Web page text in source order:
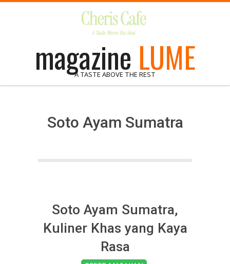
magazine LUME
A TASTE ABOVE THE REST
Soto Ayam Sumatra
Soto Ayam Sumatra,
Kuliner Khas yang Kaya
Rasa